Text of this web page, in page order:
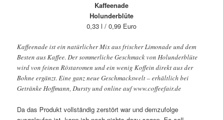
Kaffeenade
Holunderblüte
0,33 l / 0,99 Euro
Kaffeenade ist ein natürlicher Mix aus frischer Limonade und dem
Besten aus Kaffee. Der sommerliche Geschmack von Holunderblüte
wird von feinen Röstaromen und ein wenig Koffein direkt aus der
Bohne ergänzt. Eine ganz neue Geschmackswelt – erhältlich bei
Getränke Hoffmann, Dursty und online auf www.coffeefair.de
Da das Produkt vollständig zerstört war und demzufolge